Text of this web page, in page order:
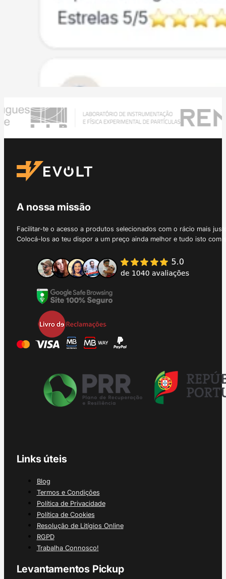
A nossa missão
Facilitar-te o acesso a produtos selecionados com o rácio mais
Colocá-los ao teu dispor a um preço ainda melhor e tudo isto
Links úteis
Blog
Termos e Condições
Política de Privacidade
Política de Cookies
Resolução de Litígios Online
RGPD
Trabalha Connosco!
Levantamentos Pickup